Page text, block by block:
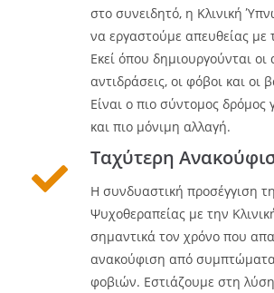
στο συνειδητό, η Κλινική
να εργαστούμε απευθείας με
Εκεί όπου δημιουργούνται οι
αντιδράσεις, οι φόβοι και οι
Είναι ο πιο σύντομος δρόμος
και πιο μόνιμη αλλαγή.
Ταχύτερη
Η συνδυαστική προσέγγιση
Ψυχοθεραπείας με την
σημαντικά τον χρόνο που
ανακούφιση από
φοβιών. Εστιάζουμε στη